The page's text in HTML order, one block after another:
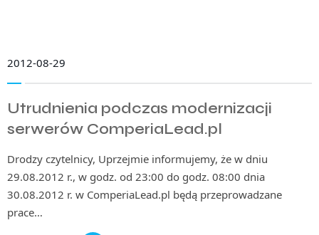
2012-08-29
Utrudnienia podczas modernizacji
serwerów ComperiaLead.pl
Drodzy czytelnicy, Uprzejmie informujemy, że w dniu
29.08.2012 r., w godz. od 23:00 do godz. 08:00 dnia
30.08.2012 r. w ComperiaLead.pl będą przeprowadzane
prace…